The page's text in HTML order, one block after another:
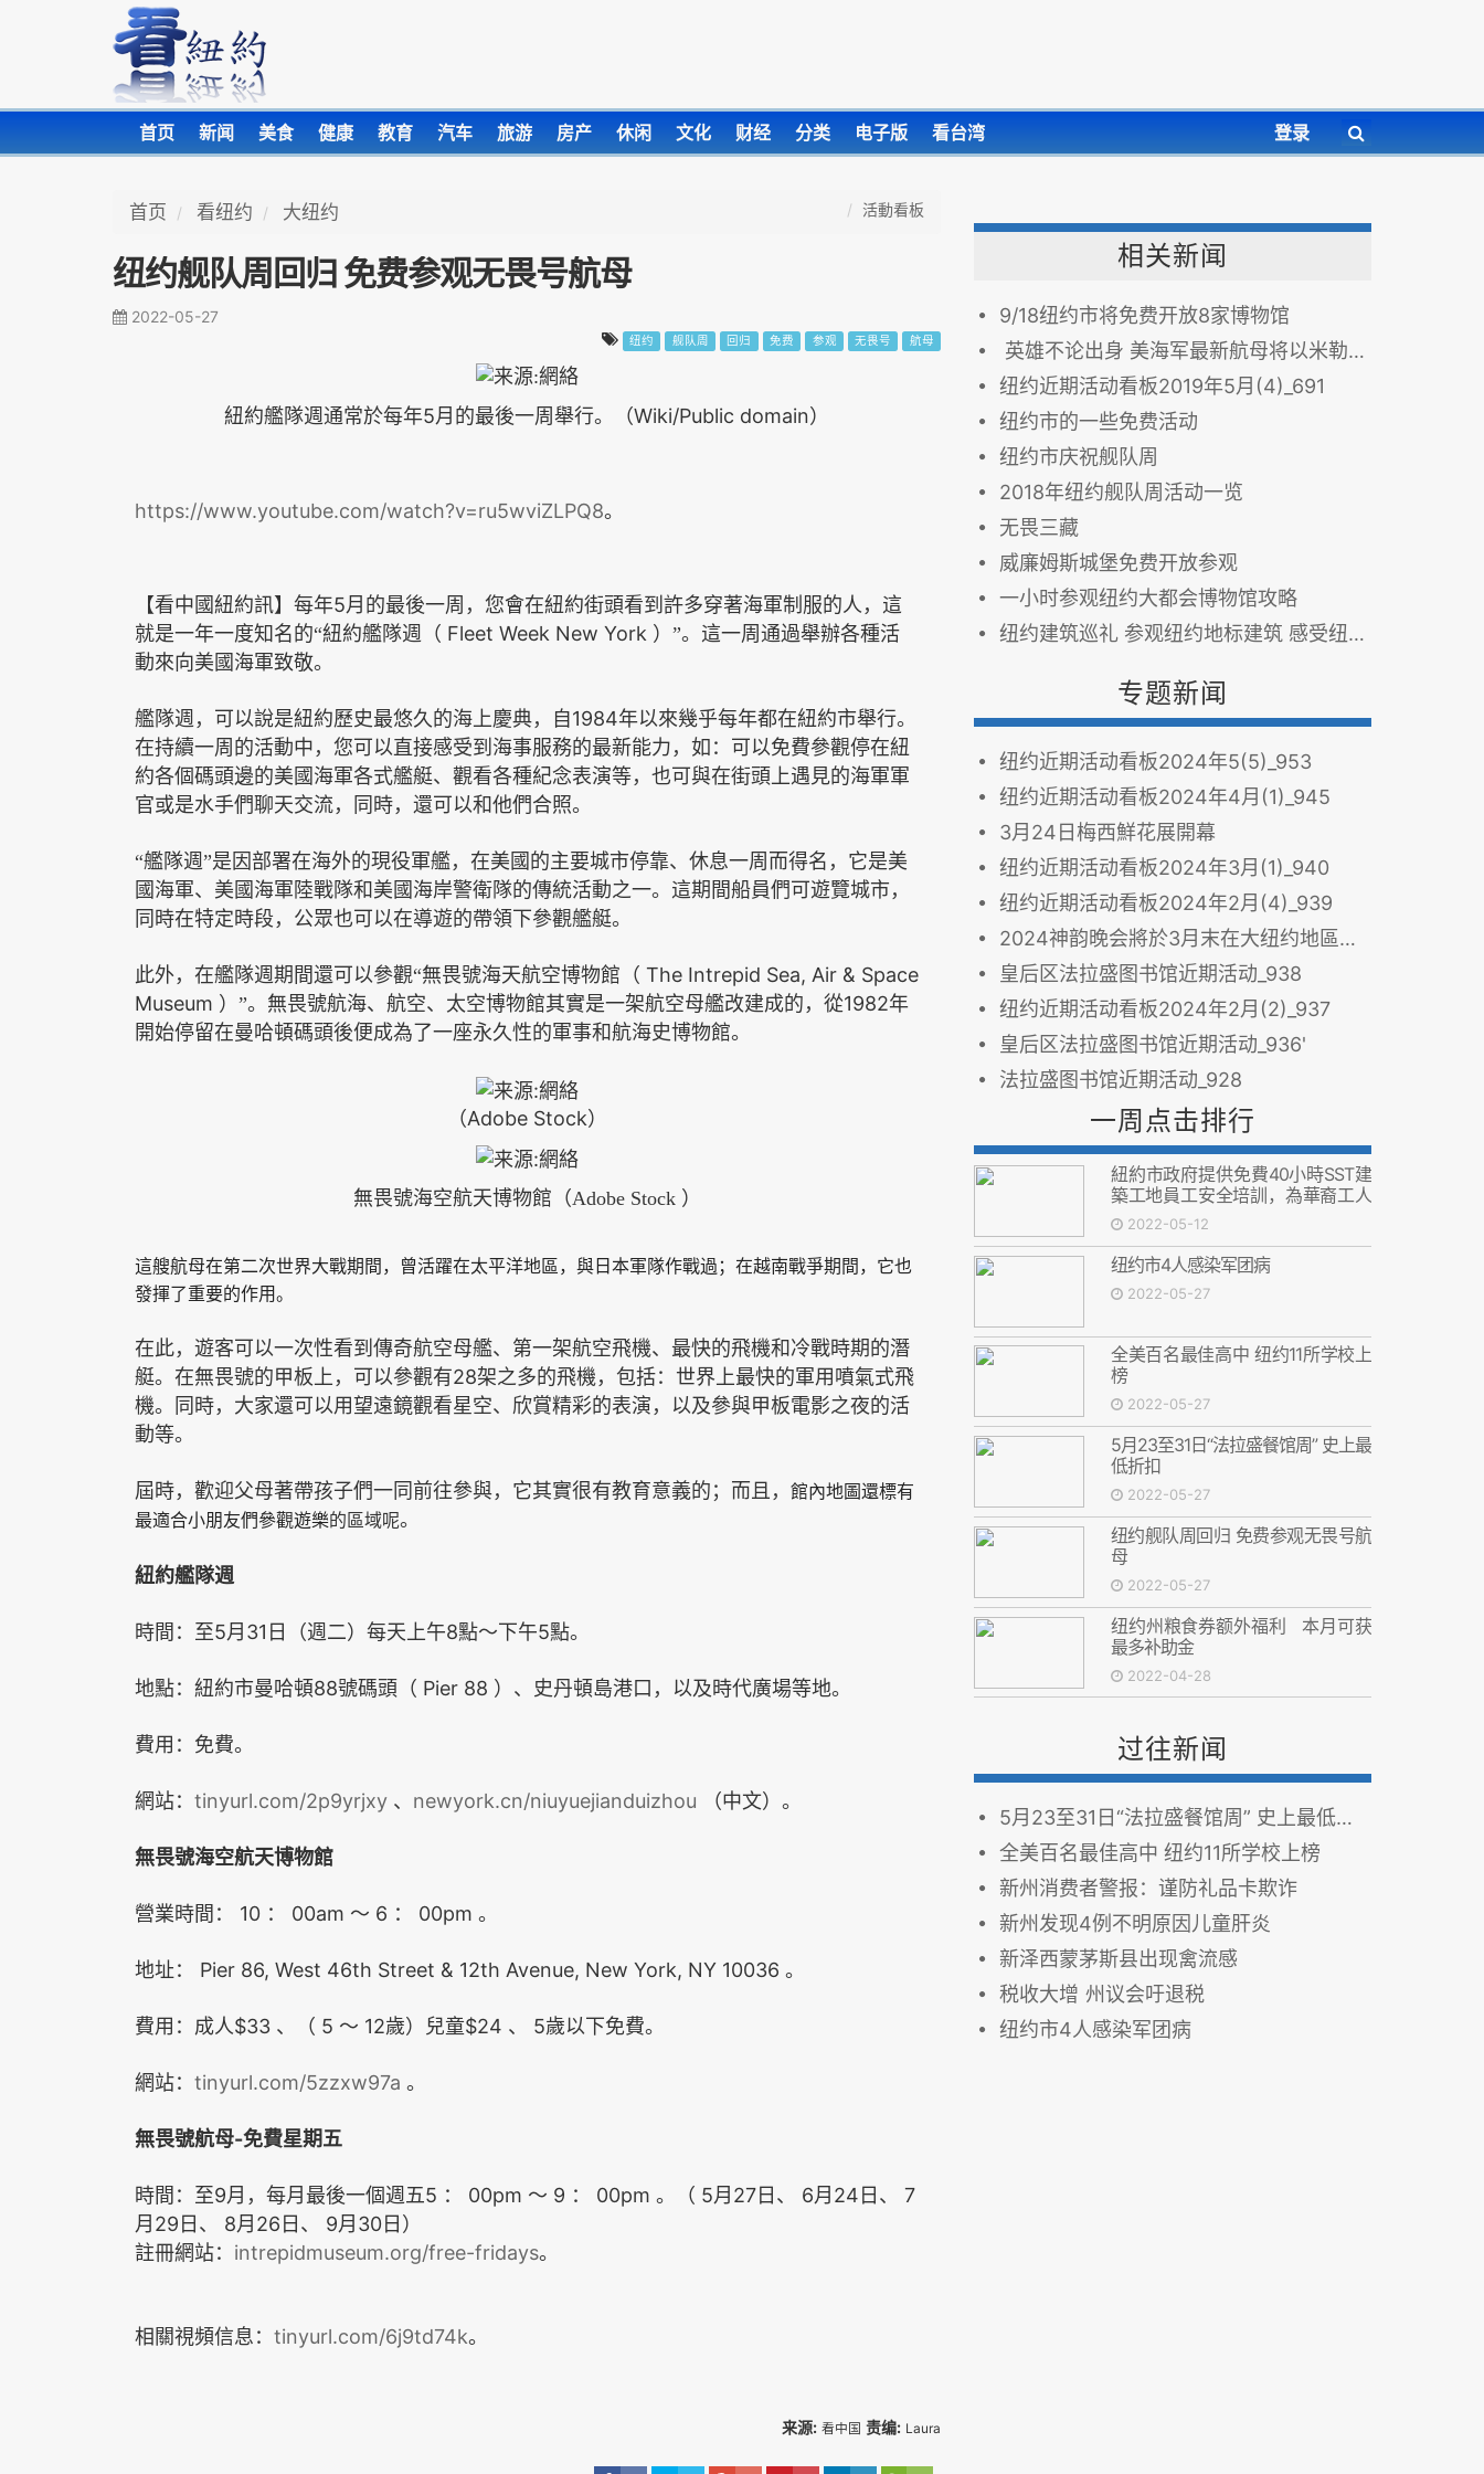
首页 新闻 美食 健康 教育 汽车 旅游 房产 休闲 文化 财经 分类 电子版 看台湾 登录
首页 看纽约 大纽约 活動看板
纽约舰队周回归 免费参观无畏号航母
2022-05-27
纽约 舰队周 回归 免费 参观 无畏号 航母
紐約艦隊週通常於每年5月的最後一周舉行。 （Wiki/Public domain）
https://www.youtube.com/watch?v=ru5wviZLPQ8。
【看中國紐約訊】每年5月的最後一周，您會在紐約街頭看到許多穿著海軍制服的人，這
就是一年一度知名的“紐約艦隊週（ Fleet Week New York ）”。這一周通過舉辦各種活
動來向美國海軍致敬。
艦隊週，可以說是紐約歷史最悠久的海上慶典，自 1984年以來幾乎每年都在紐約市舉行。
在持續一周的活動中，您可以直接感受到海事服務的最新能力，如：可以免費參觀停在紐
約各個碼頭邊的美國海軍各式艦艇、觀看各種紀念表演等，也可與在街頭上遇見的海軍軍
官或是水手們聊天交流，同時，還可以和他們合照。
“艦隊週”是因部署在海外的現役軍艦，在美國的主要城市停靠、休息一周而得名，它是美
國海軍、美國海軍陸戰隊和美國海岸警衛隊的傳統活動之一。這期間船員們可遊覽城市，
同時在特定時段，公眾也可以在導遊的帶領下參觀艦艇。
此外，在艦隊週期間還可以參觀“無畏號海天航空博物館 （ The Intrepid Sea, Air & Space
Museum ） ”。無畏號航海、航空、太空博物館其實是一架航空母艦改建成的，從1982年
開始停留在曼哈頓碼頭後便成為了一座永久性的軍事和航海史博物館。
（Adobe Stock）
無畏號海空航天博物館（Adobe Stock ）
這艘航母在第二次世界大戰期間，曾活躍在太平洋地區，與日本軍隊作戰過；在越南戰爭期間，它也
發揮了重要的作用。
在此，遊客可以一次性看到傳奇航空母艦、第一架航空飛機、最快的飛機和冷戰時期的潛
艇。在無畏號的甲板上，可以參觀有28架之多的飛機，包括：世界上最快的軍用噴氣式飛
機。
同時，大家還可以用望遠鏡觀看星空、 欣賞精彩的表演， 以及參與甲板電影之夜的活
動等。
屆時，歡迎父母著帶孩子們一同前往參與，它其實很有教育意義的； 而且， 館內地圖還標有
最適合小朋友們參觀遊樂的區域呢。
紐約艦隊週
時間：至5月 31 日（週二）每天上午8點～下午5點。
地點：紐約市曼哈頓88號碼頭（ Pier 88 ）、史丹頓島港口，以及時代廣場等地。
費用：免費。
網站： tinyurl.com/2p9yrjxy 、 newyork.cn/niuyuejianduizhou （中文）。
無畏號海空航天博物館
營業時間： 10 ： 00am ～ 6 ： 00pm 。
地址： Pier 86, West 46th Street & 12th Avenue, New York, NY 10036 。
費用：成人$33 、（ 5 ～ 12歲）兒童$24 、 5歲以下免費。
網站： tinyurl.com/5zzxw97a 。
無畏號航母-免費星期五
時間：至9月，每月最後一個週五5 ： 00pm ～ 9 ： 00pm 。（ 5月 27 日、 6月 24 日、 7
月 29 日、 8月 26 日、 9月 30 日）
註冊網站： intrepidmuseum.org/free-fridays。
相關視頻信息： tinyurl.com/6j9td74k。
来源: 看中国 责编: Laura
相关新闻
9/18纽约市将免费开放8家博物馆
英雄不论出身 美海军最新航母将以米勒命名
纽约近期活动看板2019年5月(4)_691
纽约市的一些免费活动
纽约市庆祝舰队周
2018年纽约舰队周活动一览
无畏三藏
威廉姆斯城堡免费开放参观
一小时参观纽约大都会博物馆攻略
纽约建筑巡礼 参观纽约地标建筑 感受纽约历史文化
专题新闻
纽约近期活动看板2024年5(5)_953
纽约近期活动看板2024年4月(1)_945
3月24日梅西鮮花展開幕
纽约近期活动看板2024年3月(1)_940
纽约近期活动看板2024年2月(4)_939
2024神韵晚会將於3月末在大纽约地區开场
皇后区法拉盛图书馆近期活动_938
纽约近期活动看板2024年2月(2)_937
皇后区法拉盛图书馆近期活动_936'
法拉盛图书馆近期活动_928
一周点击排行
紐約市政府提供免費40小時SST建
築工地員工安全培訓，為華裔工人
增加就業機會
2022-05-12
纽约市4人感染军团病
2022-05-27
全美百名最佳高中 纽约11所学校上
榜
2022-05-27
5月23至31日“法拉盛餐馆周” 史上最
低折扣
2022-05-27
纽约舰队周回归 免费参观无畏号航
母
2022-05-27
纽约州粮食券额外福利 本月可获
最多补助金
2022-04-28
过往新闻
5月23至31日“法拉盛餐馆周” 史上最低折扣
全美百名最佳高中 纽约11所学校上榜
新州消费者警报：谨防礼品卡欺诈
新州发现4例不明原因儿童肝炎
新泽西蒙茅斯县出现禽流感
税收大增 州议会吁退税
纽约市4人感染军团病